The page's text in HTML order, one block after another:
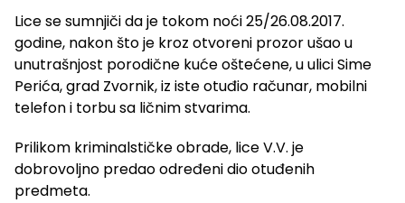
Lice se sumnjiči da je tokom noći 25/26.08.2017.
godine, nakon što je kroz otvoreni prozor ušao u
unutrašnjost porodične kuće oštećene, u ulici Sime
Perića, grad Zvornik, iz iste otuđio računar, mobilni
telefon i torbu sa ličnim stvarima.
Prilikom kriminalstičke obrade, lice V.V. je
dobrovoljno predao određeni dio otuđenih
predmeta.